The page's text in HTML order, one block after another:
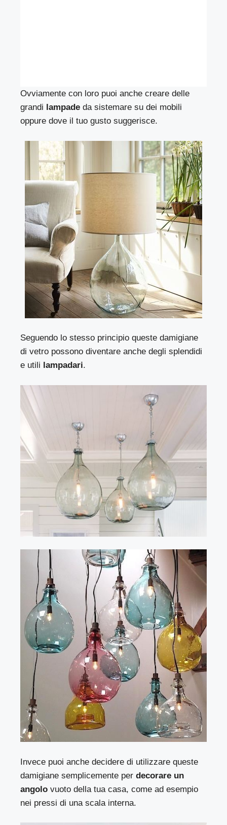
Ovviamente con loro puoi anche creare delle
grandi lampade da sistemare su dei mobili
oppure dove il tuo gusto suggerisce.
Seguendo lo stesso principio queste damigiane
di vetro possono diventare anche degli splendidi
e utili lampadari.
Invece puoi anche decidere di utilizzare queste
damigiane semplicemente perdecorare un
angolo vuoto della tua casa, come ad esempio
nei pressi di una scala interna.